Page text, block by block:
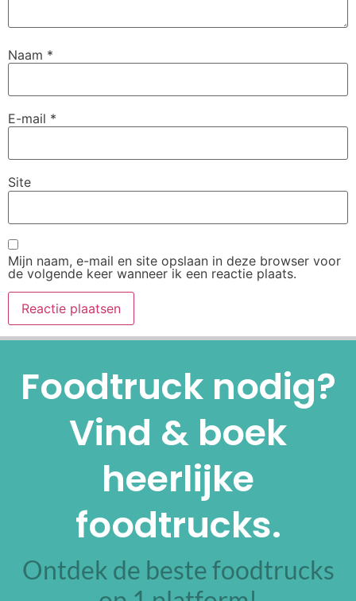
Naam *
E-mail *
Site
Mijn naam, e-mail en site opslaan in deze browser voor
de volgende keer wanneer ik een reactie plaats.
Foodtruck nodig?
Vind & boek
heerlijke
foodtrucks.
Ontdek de beste foodtrucks